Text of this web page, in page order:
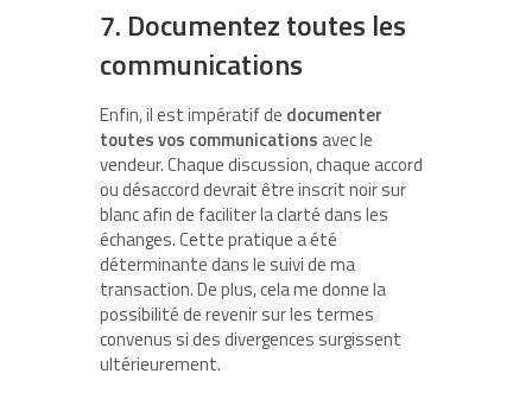
7. Documentez toutes les
communications
Enfin, il est impératif de documenter
toutes vos communications avec le
vendeur. Chaque discussion, chaque accord
ou désaccord devrait être inscrit noir sur
blanc afin de faciliter la clarté dans les
échanges. Cette pratique a été
déterminante dans le suivi de ma
transaction. De plus, cela me donne la
possibilité de revenir sur les termes
convenus si des divergences surgissent
ultérieurement.